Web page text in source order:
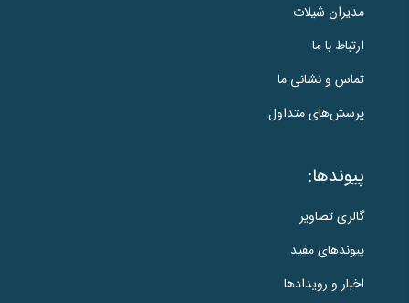
مدیران شیلات
ارتباط با ما
تماس و نشانی ما
پرسش‌های متداول
پیوندها:
گالری تصاویر
پیوندهای مفید
اخبار و رویدادها